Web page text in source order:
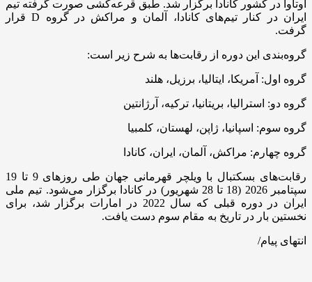
اوتاوا در کشور کانادا برگزار شد. طبق قرعه‌کشی صورت گرفته تیم
ایران در کنار تیم‌های کانادا، آلمان و مراکش در گروه D قرار
گرفت.
گروه‌بندی این دوره از رقابت‌ها به شرح زیر است:
گروه اول: آمریکا، ایتالیا، برزیل، هلند
گروه دو: استرالیا، بریتانیا، ترکیه، آرژانتین
گروه سوم: اسپانیا، ژاپن، لهستان، کلمبیا
گروه چهارم: مراکش، آلمان، ایران، کانادا
رقابت‌های بسکتبال با ویلچر قهرمانی جهان طی روزهای 9 تا 19
سپتامبر 2026 (18 تا 28 شهریور) در کانادا برگزار می‌شود. تیم ملی
ایران در دوره قبلی که سال 2022 در امارات برگزار شد، برای
نخستین بار در تاریخ به مقام سوم دست یافت.
انتهای پیام/